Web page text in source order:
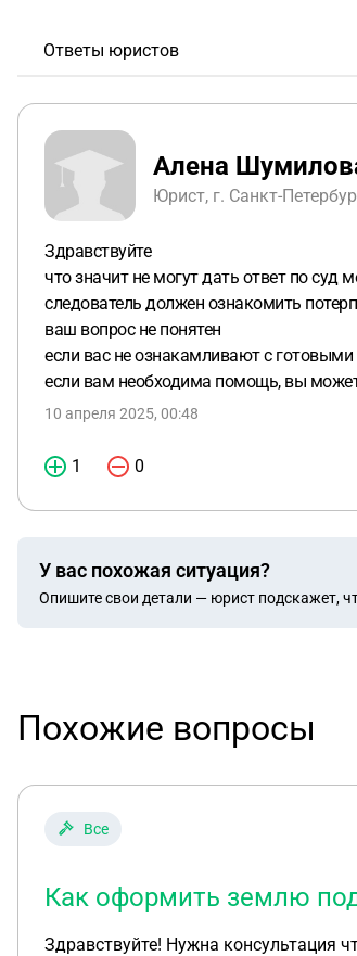
Ответы юристов
Алена
Юрист, г. Санкт-
Здравствуйте
что значит не могут дать ответ по суд
следователь должен ознакомить
ваш вопрос не понятен
если вас не ознакамливают с
если вам необходима помощь, вы
10 апреля 2025, 00:48
1 0
У вас похожая ситуация?
Опишите свои детали — юрист подскажет,
Похожие вопросы
Все
Как оформить землю
Здравствуйте! Нужна консультация